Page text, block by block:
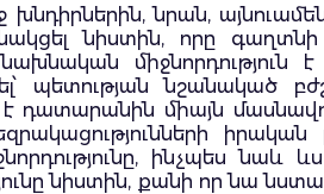
խնդիրներին, նրան,
նիստին, որը
միջնորդություն է
պետության նշանակած
է դատարանին միայն
ինչպես նաև
նիստին, քանի որ նա